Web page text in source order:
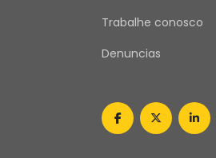
Trabalhe conosco
Denuncias
facebooktwitter